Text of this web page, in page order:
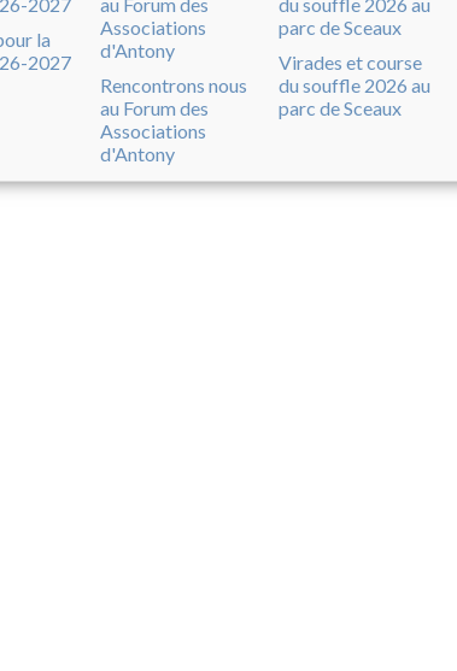
la
2027
Rencontrons nous
au Forum des
Associations
d'Antony
Virades et course
du souffle 2026 au
parc de Sceaux